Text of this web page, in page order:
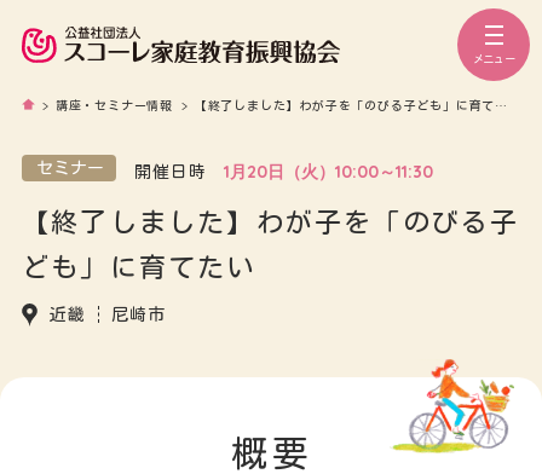
メニュー
> 講座・セミナー情報 > 【終了しました】わが子を「のびる子ども」に育てたい
セミナー 開催日時 1月20日（火）10:00～11:30
【終了しました】わが子を「のびる子
ども」に育てたい
近畿 尼崎市
概要